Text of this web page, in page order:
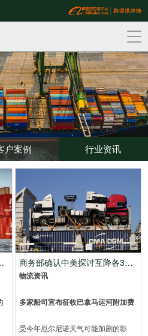
户案例 行业资讯
全面收紧！ 商务部确认中美探讨互降各300亿关税对等框架待落地
物流资讯
多家船司宣布征收巴拿马运河附加费
受今年厄尔尼诺天气可能加剧的影